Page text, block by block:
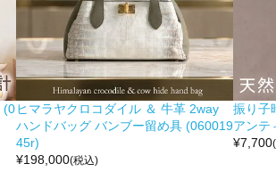
(0ヒマラヤクロコダイル ＆ 牛革 2way
ハンドバッグ バンブー留め具 (060019
45r)
¥198,000(税込)
振り子
アンテ
¥7,700